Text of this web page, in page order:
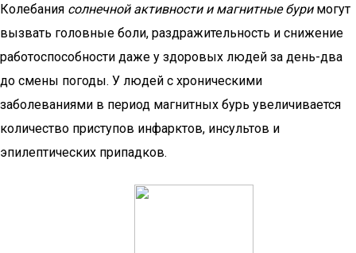
Колебания солнечной активности и магнитные буримогут
вызвать головные боли, раздражительность и снижение
работоспособности даже у здоровых людей за день-два
до смены погоды. У людей с хроническими
заболеваниями в период магнитных бурь увеличивается
количество приступов инфарктов, инсультов и
эпилептических припадков.